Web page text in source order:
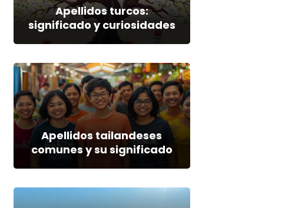
Apellidos turcos:
significado y curiosidades
Apellidos tailandeses
comunes y su significado